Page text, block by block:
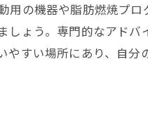
ーソナルトレーニングが
分の目的に適したプログ
用の機器や脂肪燃焼プ
しょう。専門的なアド
やすい場所にあり、自